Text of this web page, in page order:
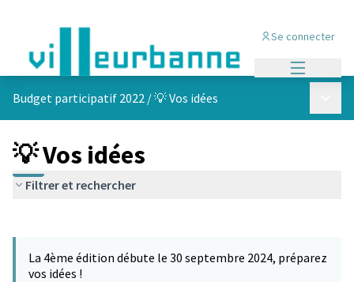
Se connecter
Budget participatif 2022 /💡 Vos idées
💡 Vos idées
Filtrer et rechercher
−
La 4ème édition débute le 30 septembre 2024, préparez
vos idées !